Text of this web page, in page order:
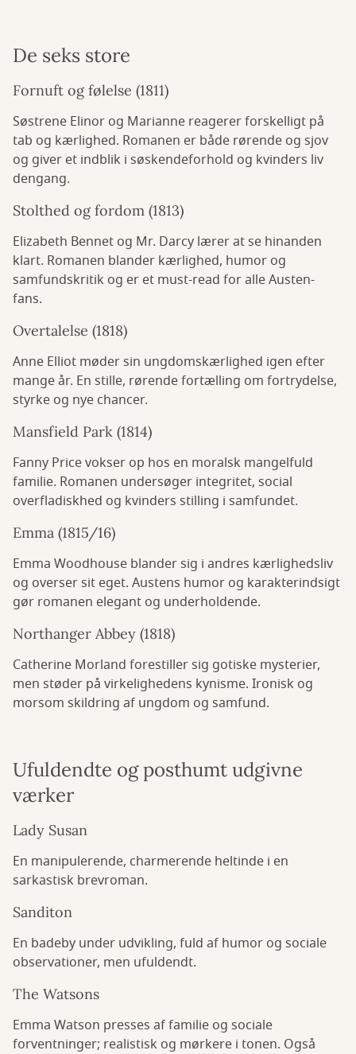
De seks store
Fornuft og følelse (1811)
Søstrene Elinor og Marianne reagerer forskelligt på
tab og kærlighed. Romanen er både rørende og sjov
og giver et indblik i søskendeforhold og kvinders liv
dengang.
Stolthed og fordom (1813)
Elizabeth Bennet og Mr. Darcy lærer at se hinanden
klart. Romanen blander kærlighed, humor og
samfundskritik og er et must-read for alle Austen-
fans.
Overtalelse (1818)
Anne Elliot møder sin ungdomskærlighed igen efter
mange år. En stille, rørende fortælling om fortrydelse,
styrke og nye chancer.
Mansfield Park (1814)
Fanny Price vokser op hos en moralsk mangelfuld
familie. Romanen undersøger integritet, social
overfladiskhed og kvinders stilling i samfundet.
Emma (1815/16)
Emma Woodhouse blander sig i andres kærlighedsliv
og overser sit eget. Austens humor og karakterindsigt
gør romanen elegant og underholdende.
Northanger Abbey (1818)
Catherine Morland forestiller sig gotiske mysterier,
men støder på virkelighedens kynisme. Ironisk og
morsom skildring af ungdom og samfund.
Ufuldendte og posthumt udgivne
værker
Lady Susan
En manipulerende, charmerende heltinde i en
sarkastisk brevroman.
Sanditon
En badeby under udvikling, fuld af humor og sociale
observationer, men ufuldendt.
The Watsons
Emma Watson presses af familie og sociale
forventninger; realistisk og mørkere i tonen. Også